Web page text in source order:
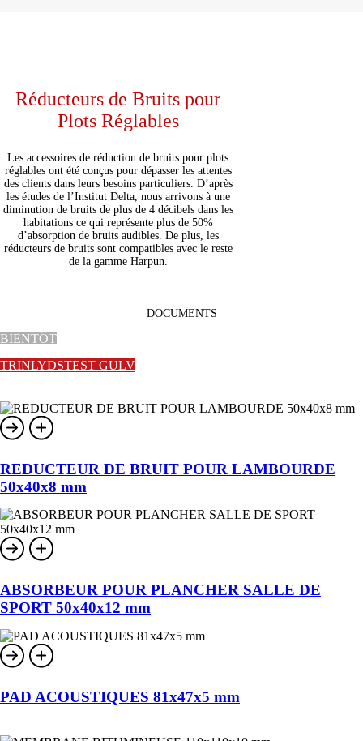
Réducteurs de Bruits pour
Plots Réglables
Les accessoires de réduction de bruits pour plots
réglables ont été conçus pour dépasser les attentes
des clients dans leurs besoins particuliers. D’après
les études de l’Institut Delta, nous arrivons à une
diminution de bruits de plus de 4 décibels dans les
habitations ce qui représente plus de 50%
d’absorption de bruits audibles. De plus, les
réducteurs de bruits sont compatibles avec le reste
de la gamme Harpun.
DOCUMENTS
BIENTÔT
TRINLYDSTEST GULV
REDUCTEUR DE BRUIT POUR LAMBOURDE
50x40x8 mm
ABSORBEUR POUR PLANCHER SALLE DE
SPORT 50x40x12 mm
PAD ACOUSTIQUES 81x47x5 mm